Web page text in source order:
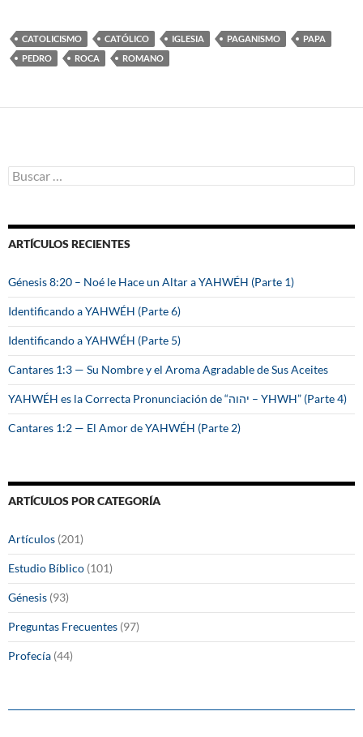
CATOLICISMO CATÓLICO IGLESIA PAGANISMO
PAPA
PEDRO
ROCA ROMANO
B
u
a
r
ARTÍCULOS RECIENTES
Génesis 8:20 – Noé le Hace un Altar a YAHWÉH (Parte 1)
Identificando a YAHWÉH (Parte 6)
Identificando a YAHWÉH (Parte 5)
Cantares 1:3 — Su Nombre y el Aroma Agradable de Sus Aceites
YAHWÉH es la Correcta Pronunciación de “יהוה – YHWH” (Parte 4)
Cantares 1:2 — El Amor de YAHWÉH (Parte 2)
ARTÍCULOS POR CATEGORÍA
Artículos (201)
Estudio Bíblico (101)
Génesis (93)
Preguntas Frecuentes (97)
Profecía (44)